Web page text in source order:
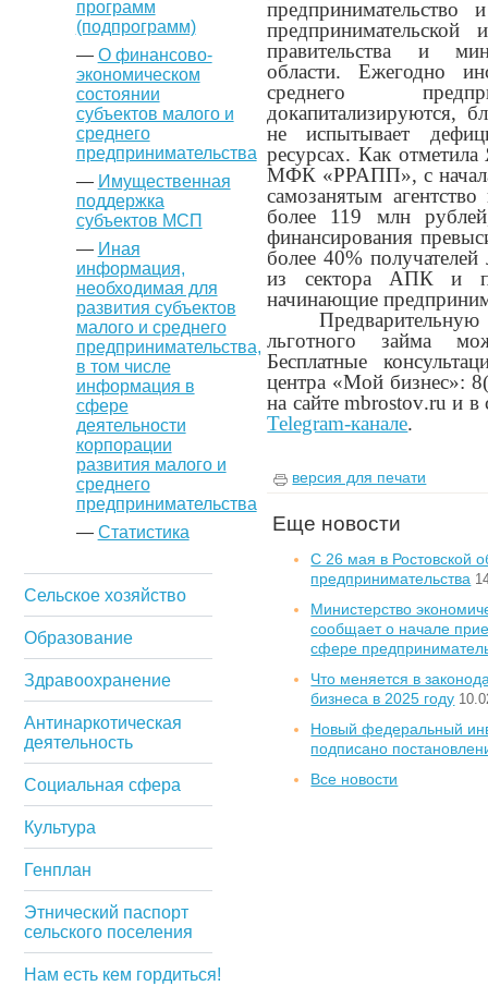
программ
(подпрограмм)
— О финансово-
экономическом
состоянии
субъектов малого и
среднего
предпринимательства
— Имущественная
поддержка
субъектов МСП
— Иная
информация,
необходимая для
развития субъектов
малого и среднего
предпринимательства,
в том числе
информация в
сфере
деятельности
корпорации
развития малого и
среднего
предпринимательства
— Статистика
Сельское хозяйство
Образование
Здравоохранение
Антинаркотическая
деятельность
Социальная сфера
Культура
Генплан
Этнический паспорт
сельского поселения
Нам есть кем гордиться!
предпринимательство
предпринимательской
правительства и
области. Ежегодно
среднего
докапитализируются,
не испытывает
ресурсах. Как
МФК «РРАПП», с
самозанятым
более 119 млн
финансирования
более 40%
из сектора АПК и
начинающие
льготного займа
Бесплатные
центра «Мой бизнес»:
на сайтеmbrostov.ru и в
Telegram-канале.
версия для печати
Еще новости
С 26 мая в Ростовской
предпринимательства
Министерство
сообщает о начале
сфере
Что меняется в
бизнеса в 2025 году
Новый федеральный
подписано
Все новости